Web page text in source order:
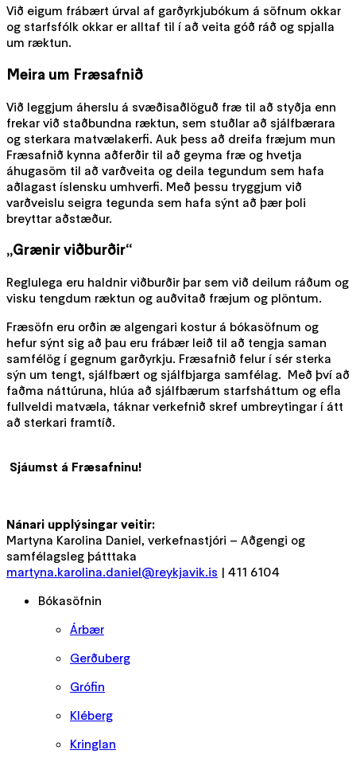
Við eigum frábært úrval af garðyrkjubókum á söfnum okkar
og starfsfólk okkar er alltaf til í að veita góð ráð og spjalla
um ræktun.
Meira um Fræsafnið
Við leggjum áherslu á svæðisaðlöguð fræ til að styðja enn
frekar við staðbundna ræktun, sem stuðlar að sjálfbærara
og sterkara matvælakerfi. Auk þess að dreifa fræjum mun
Fræsafnið kynna aðferðir til að geyma fræ og hvetja
áhugasöm til að varðveita og deila tegundum sem hafa
aðlagast íslensku umhverfi. Með þessu tryggjum við
varðveislu seigra tegunda sem hafa sýnt að þær þoli
breyttar aðstæður.
„Grænir viðburðir“
Reglulega eru haldnir viðburðir þar sem við deilum ráðum og
visku tengdum ræktun og auðvitað fræjum og plöntum.
Fræsöfn eru orðin æ algengari kostur á bókasöfnum og
hefur sýnt sig að þau eru frábær leið til að tengja saman
samfélög í gegnum garðyrkju. Fræsafnið felur í sér sterka
sýn um tengt, sjálfbært og sjálfbjarga samfélag. Með því að
faðma náttúruna, hlúa að sjálfbærum starfsháttum og efla
fullveldi matvæla, táknar verkefnið skref umbreytingar í átt
að sterkari framtíð.
Sjáumst á Fræsafninu!
Nánari upplýsingar veitir:
Martyna Karolina Daniel, verkefnastjóri – Aðgengi og
samfélagsleg þátttaka
martyna.karolina.daniel@reykjavik.is | 411 6104
Bókasöfnin
Árbær
Gerðuberg
Grófin
Kléberg
Kringlan